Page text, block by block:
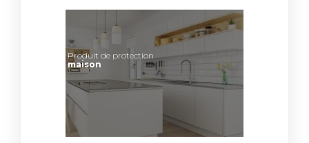
Produit de protection
maison